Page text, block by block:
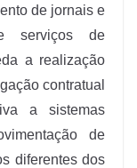
de jornais e
serviços de
a realização
contratual
a sistemas
de
diferentes dos